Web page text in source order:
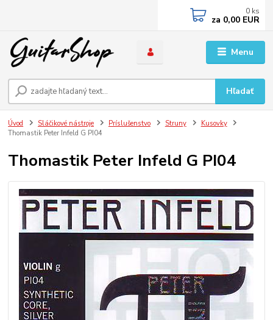
Menu
Hľadať
0 ks
za 0,00 EUR
Úvod Sláčikové nástroje Príslušenstvo Struny
Kusovky
Thomastik Peter Infeld G PI04
Thomastik Peter Infeld G PI04